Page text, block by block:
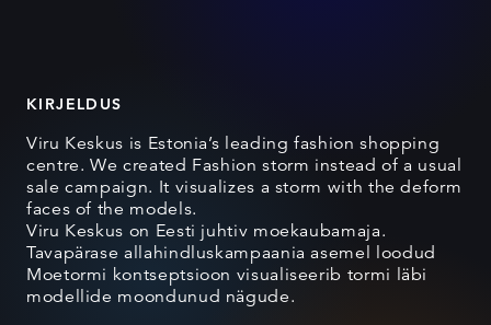
KIRJELDUS
Viru Keskus is Estonia’s leading fashion shopping
centre. We created Fashion storm instead of a usual
sale campaign. It visualizes a storm with the deform
faces of the models.
Viru Keskus on Eesti juhtiv moekaubamaja.
Tavapärase allahindluskampaania asemel loodud
Moetormi kontseptsioon visualiseerib tormi läbi
modellide moondunud nägude.